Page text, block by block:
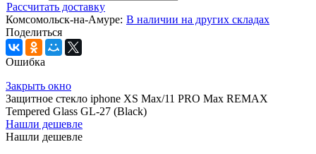
Рассчитать доставку
Комсомольск-на-Амуре: В наличии на других складах
Поделиться
Ошибка
Закрыть окно
Защитное стекло iphone XS Max/11 PRO Max REMAX
Tempered Glass GL-27 (Black)
Нашли дешевле
Нашли дешевле